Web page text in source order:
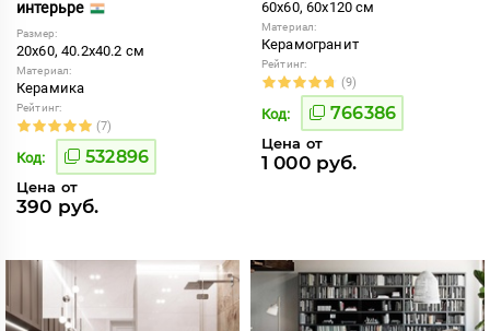
интерьре
Размер:
20x60, 40.2x40.2 см
Материал:
Керамика
Рейтинг:
(7)
Код: 532896
Цена от
390 руб.
60x60, 60x120 см
Материал:
Керамогранит
Рейтинг:
(9)
Код: 766386
Цена от
1 000 руб.